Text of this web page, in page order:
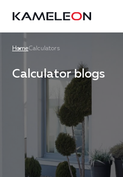
HomeCalculators
Calculator blogs